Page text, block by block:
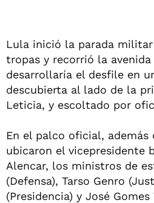
Lula inició la parada
tropas y recorrió la
desarrollaría el desfile en
descubierta al lado de la
Leticia, y escoltado por
En el palco oficial, además
ubicaron el vicepresidente
Alencar, los ministros de
(Defensa), Tarso Genro
(Presidencia) y José